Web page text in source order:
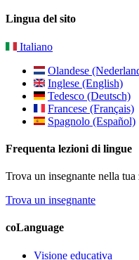
Lingua del sito
Italiano
Olandese
Inglese (English)
Tedesco (Deutsch)
Francese (Français)
Spagnolo (Español)
Frequenta lezioni di lingue
Trova un insegnante nella
Trova un insegnante
coLanguage
Visione educativa